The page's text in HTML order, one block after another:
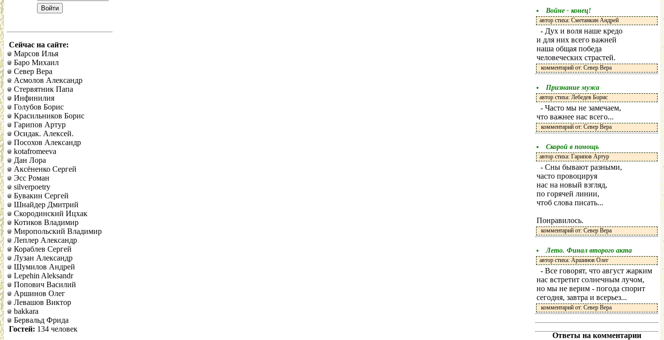
Сейчас на сайте:
Марсов Илья
Баро Михаил
Север Вера
Асмолов Александр
Стервятник Папа
Инфинилия
Голубов Борис
Красильников Борис
Гарипов Артур
Осидак. Алексей.
Посохов Александр
kotafromeeva
Дан Лора
Аксёненко Сергей
Эсс Роман
silverpoetry
Бувакин Сергей
Шнайдер Дмитрий
Скородинский Ицхак
Котиков Владимир
Миропольский Владимир
Леплер Александр
Кораблев Сергей
Лузан Александр
Шумилов Андрей
Lepehin Aleksandr
Попович Василий
Аршинов Олег
Левашов Виктор
bakkara
Бервальд Фрида
Гостей: 134 человек
Войне - конец!
автор стиха: Сметанкин Андрей
- Дух и воля наше кредо
и для них всего важней
наша общая победа
человеческих страстей.
комментарий от: Север Вера
Признание мужа
автор стиха: Лебедев Борис
- Часто мы не замечаем,
что важнее нас всего...
комментарий от: Север Вера
Скорой в помощь
автор стиха: Гарипов Артур
- Сны бывают разными,
часто провоцируя
нас на новый взгляд,
по горячей линии,
чтоб слова писать...
Понравилось.
комментарий от: Север Вера
Лето. Финал второго акта
автор стиха: Аршинов Олег
- Все говорят, что август жарким
нас встретит солнечным лучом,
но мы не верим - погода спорит
сегодня, завтра и всерьез...
комментарий от: Север Вера
Ответы на комментарии